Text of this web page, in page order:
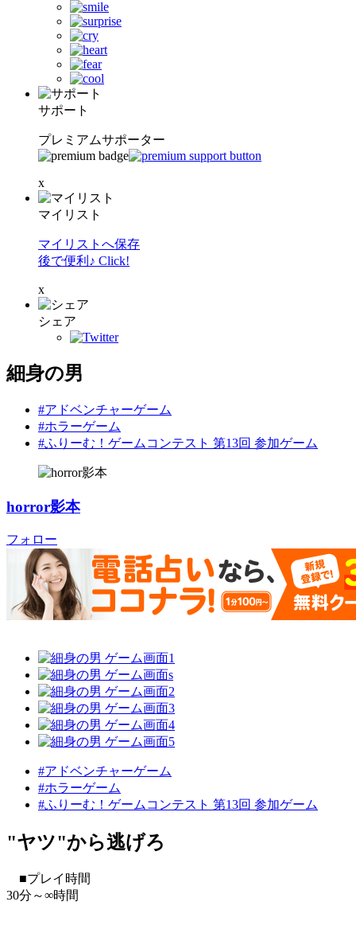
サポート
プレミアムサポーター
x
マイリスト
マイリストへ保存
後で便利♪ Click!
x
シェア
細身の男
#アドベンチャーゲーム
#ホラーゲーム
#ふりーむ！ゲームコンテスト 第13回 参加ゲーム
horror影本
フォロー
#アドベンチャーゲーム
#ホラーゲーム
#ふりーむ！ゲームコンテスト 第13回 参加ゲーム
"ヤツ"から逃げろ
■プレイ時間
30分～∞時間